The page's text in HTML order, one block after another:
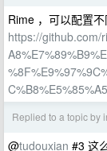
Rime ，可以配置
https://github.com/
C%B8%E5%85%A5
Replied to a topic by
@tudouxian #3 这